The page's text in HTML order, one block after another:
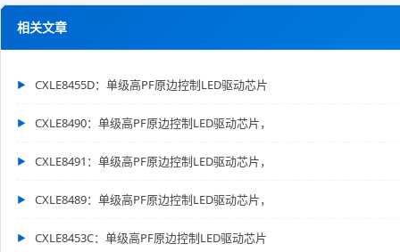
相关文章
CXLE8455D：单级高PF原边控制LED驱动芯片
CXLE8490：单级高PF原边控制LED驱动芯片，
CXLE8491：单级高PF原边控制LED驱动芯片，
CXLE8489：单级高PF原边控制LED驱动芯片，
CXLE8453C：单级高PF原边控制LED驱动芯片